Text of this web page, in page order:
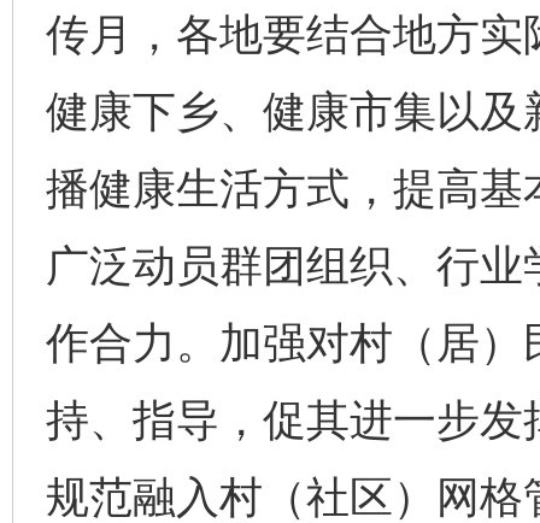
传月，各地要结合地方
健康下乡、健康市集以
播健康生活方式，提高
广泛动员群团组织、行
作合力。加强对村（居
持、指导，促其进一步
规范融入村（社区）网